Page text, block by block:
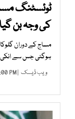
ٹوئسٹنگ
کی وجہ بن گیا
مساج کے دوران
ہوگئی جس سے انکی
ویب ڈیسک | DEC 11, 2024 01:00 PM |